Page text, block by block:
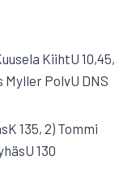
KiihtU 10,45,
Myller PolvU DNS
135, 2) Tommi
130